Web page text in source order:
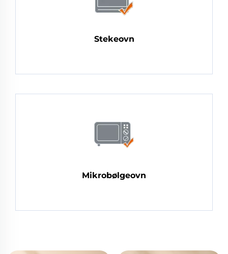
Stekeovn
Mikrobølgeovn